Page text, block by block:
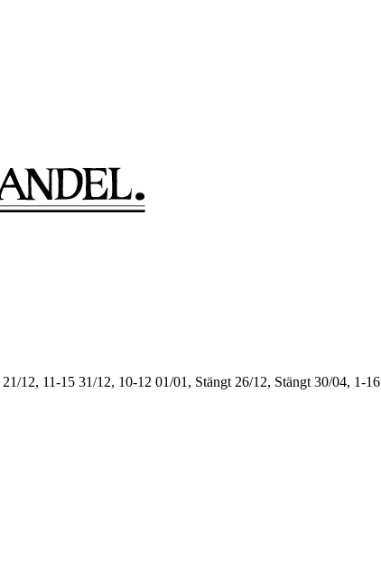
21/12, 11-15 31/12, 10-12 01/01, Stängt 26/12, Stängt 30/04, 1-16